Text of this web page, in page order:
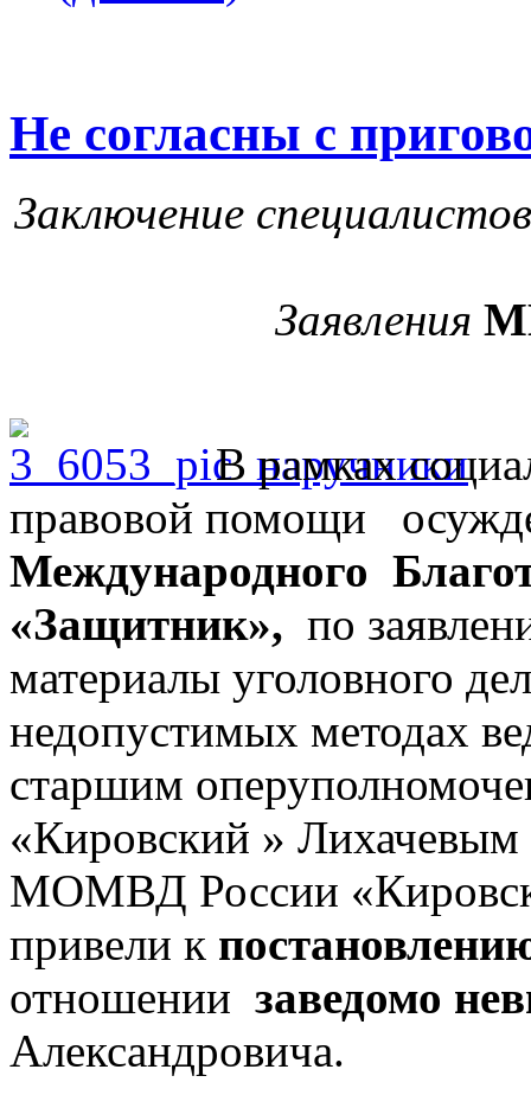
Не согласны с
Заключение
Заявления
В рамках
правовой помощи
Международного
«Защитник», по
материалы уголовного
недопустимых методах
старшим
«Кировский »
МОМВД России
привели к
отношении заведомо
Александровича.